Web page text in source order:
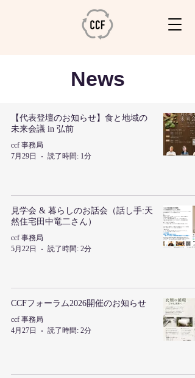
News
【代表登壇のお知らせ】食と地域の
未来会議 in 弘前
ccf 事務局
7月29日
読了時間: 1分
見学会 & 暮らしのお話会（話し手:天
然住宅田中竜二さん）
ccf 事務局
5月22日
読了時間: 2分
CCFフォーラム2026開催のお知らせ
ccf 事務局
4月27日
読了時間: 2分